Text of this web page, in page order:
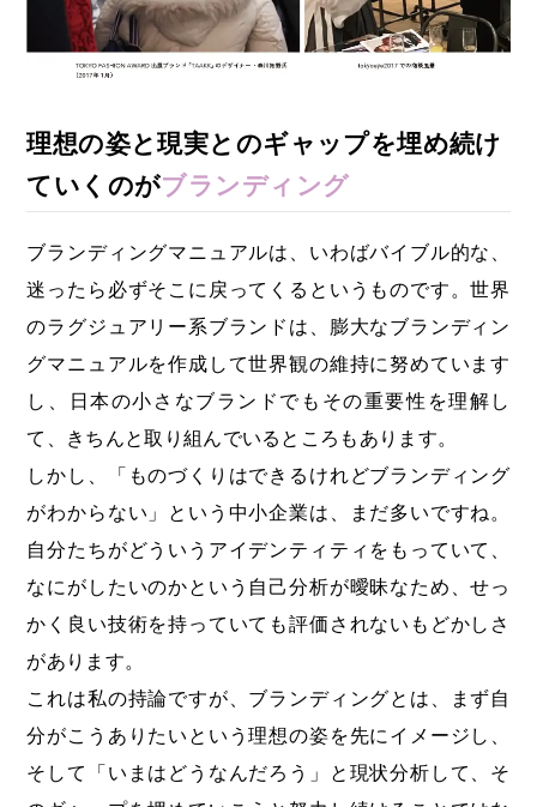
理想の姿と現実とのギャップを埋め続け
ていくのがブランディング
ブランディングマニュアルは、いわばバイブル的な、
迷ったら必ずそこに戻ってくるというものです。世界
のラグジュアリー系ブランドは、膨大なブランディン
グマニュアルを作成して世界観の維持に努めています
し、日本の小さなブランドでもその重要性を理解し
て、きちんと取り組んでいるところもあります。
しかし、「ものづくりはできるけれどブランディング
がわからない」という中小企業は、まだ多いですね。
自分たちがどういうアイデンティティをもっていて、
なにがしたいのかという自己分析が曖昧なため、せっ
かく良い技術を持っていても評価されないもどかしさ
があります。
これは私の持論ですが、ブランディングとは、まず自
分がこうありたいという理想の姿を先にイメージし、
そして「いまはどうなんだろう」と現状分析して、そ